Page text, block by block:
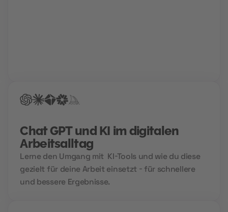
Chat GPT und KI im digitalen
Arbeitsalltag
Lerne den Umgang mit KI-Tools und wie du diese
gezielt für deine Arbeit einsetzt - für schnellere
und bessere Ergebnisse.